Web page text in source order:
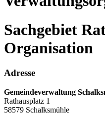
Sachgebiet
Organisation
Adresse
Gemeindeverwaltung
Rathausplatz 1
58579 Schalksmühle